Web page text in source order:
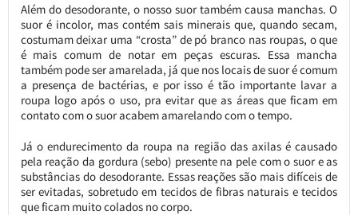
Além do desodorante, o nosso suor também causa manchas. O
suor é incolor, mas contém sais minerais que, quando secam,
costumam deixar uma “crosta” de pó branco nas roupas, o que
é mais comum de notar em peças escuras. Essa mancha
também pode ser amarelada, já que nos locais de suor é comum
a presença de bactérias, e por isso é tão importante lavar a
roupa logo após o uso, pra evitar que as áreas que ficam em
contato com o suor acabem amarelando com o tempo.
Já o endurecimento da roupa na região das axilas é causado
pela reação da gordura (sebo) presente na pele com o suor e as
substâncias do desodorante. Essas reações são mais difíceis de
ser evitadas, sobretudo em tecidos de fibras naturais e tecidos
que ficam muito colados no corpo.